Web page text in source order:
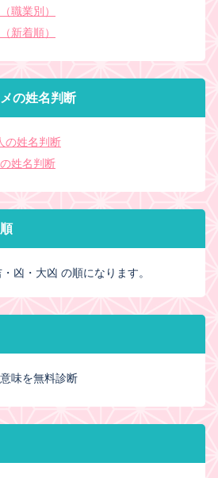
職業別）
新着順）
の姓名判断
の姓名判断
姓名判断
凶・大凶 の順になります。
味を無料診断